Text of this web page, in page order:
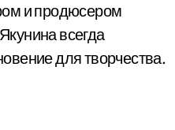
и продюсером
всегда
для творчества.